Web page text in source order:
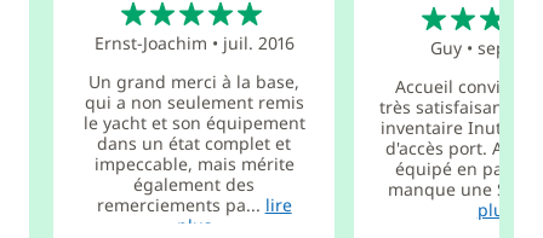
Ernst-Joachim • juil. 2016
Un grand merci à la base,
qui a non seulement remis
le yacht et son équipement
dans un état complet et
impeccable, mais mérite
également des
remerciements pa... lire
plus
Guy •sept.
Accueil convivial.
très satisfaisant,
inventaire Inutilité
d'accès port. Arzal
équipé en
manque une
plus